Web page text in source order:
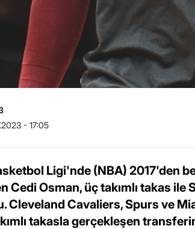
- 17:05
Ligi'nde (NBA) 2017'den
Cedi Osman, üç takımlı takas
Cleveland Cavaliers, Spurs ve
takasla gerçekleşen